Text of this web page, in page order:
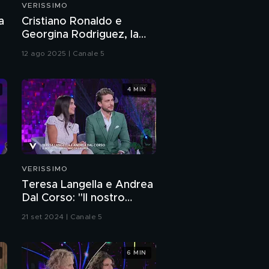
Di Michele per
Pierdavide Carone
Pierdavide Carone:
"Non mi sono mai
arreso"
Pierdavide Carone: "La
mia lotta contro il
Pierdavide Carone:
"Non potrò diventare
ricordo del padre
VERISSIMO
Cristiano Ronaldo e
Georgina Rodriguez, la
storia d'amore
12 ago 2025 | Canale 5
VERISSIMO
Teresa Langella e Andrea
Dal Corso: "Il nostro
matrimonio da favola"
21 set 2024 | Canale 5
4 MIN
6 MIN